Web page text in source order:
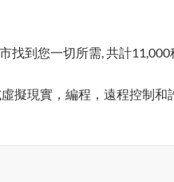
找到您一切所需, 共計11,000
擬現實，編程，遠程控制